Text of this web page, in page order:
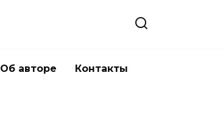
Об авторе Контакты